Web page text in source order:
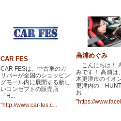
CAR FES
CAR FESは、中古車のガ
リバーが全国のショッピン
グモール内に展開する新し
いコンセプトの販売店
「H...
"http://www.car-fes.c...
高浦めぐみ
こんにちは！
みです！ 高浦は
木更津市のイオ
更津内の「
お...
"https://